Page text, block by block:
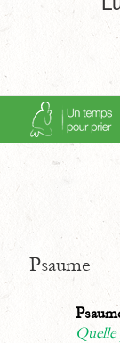
Psaume